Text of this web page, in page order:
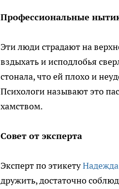
Профессиональные
Эти люди страдают на
вздыхать и исподлобья
стонала, что ей плохо и
Психологи называют это
хамством.
Совет от эксперта
Эксперт по этикету
дружить, достаточно